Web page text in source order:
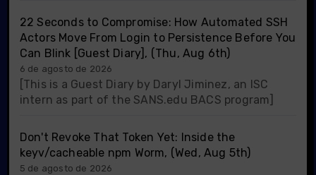
22 Seconds to Compromise: How Automated SSH
Actors Move From Login to Persistence Before You
Can Blink [Guest Diary], (Thu, Aug 6th)
6 de agosto de 2026
[This is a Guest Diary by Daryl Jiminez, an ISC
intern as part of the SANS.edu BACS program]
Don't Revoke That Token Yet: Inside the
keyv/cacheable npm Worm, (Wed, Aug 5th)
5 de agosto de 2026